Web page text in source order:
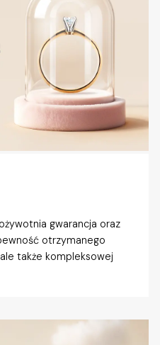
gwarancja oraz
otrzymanego
także kompleksowej